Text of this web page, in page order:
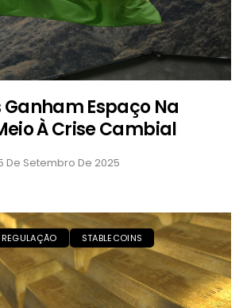
Espaço Na
À Crise Cambial
De Setembro De 2025
REGULAÇÃO STABLECOINS